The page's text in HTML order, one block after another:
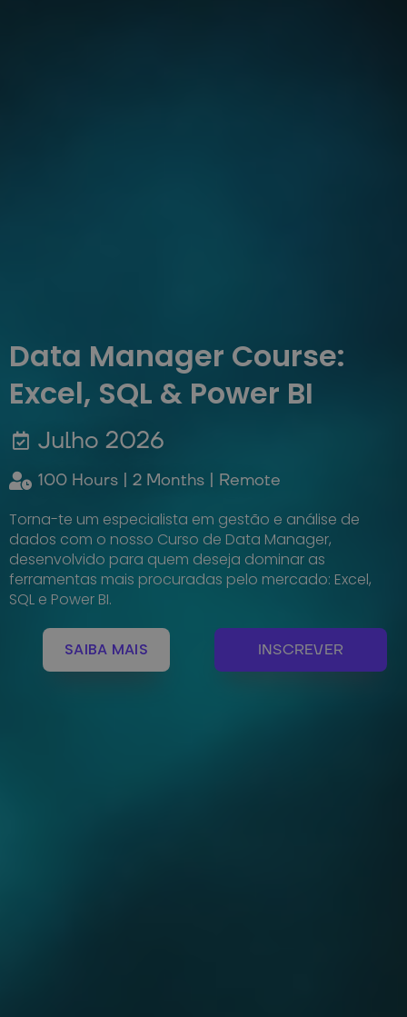
Data Manager Course:
Excel, SQL & Power BI
Julho 2026
100 Hours | 2 Months | Remote
Torna-te um especialista em gestão e análise de
dados com o nosso Curso de Data Manager,
desenvolvido para quem deseja dominar as
ferramentas mais procuradas pelo mercado: Excel,
SQL e Power BI.
SAIBA MAIS INSCREVER